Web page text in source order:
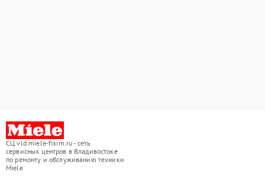
СЦ vld.miele-fixim.ru - сеть
сервисных центров в Владивостоке
по ремонту и обслуживанию техники
Miele